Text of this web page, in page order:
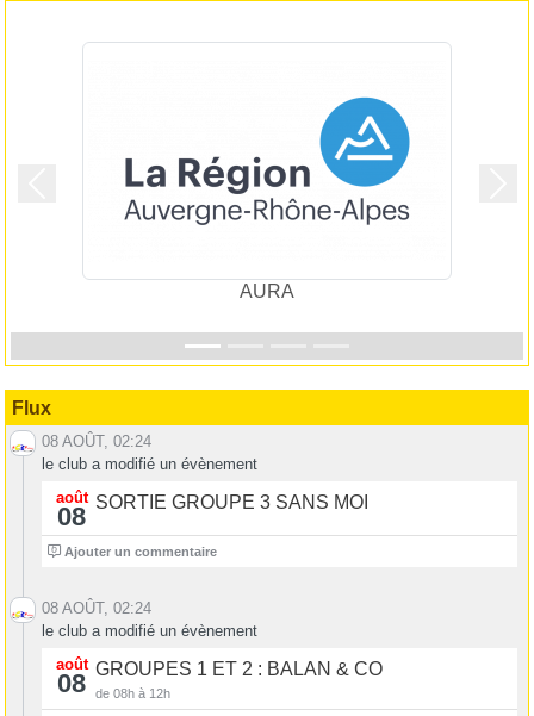
AURA
Flux
08 AOÛT, 02:24
le club a modifié un évènement
août
08 SORTIE GROUPE 3 SANS MOI
6 Ajouter un commentaire
08 AOÛT, 02:24
le club a modifié un évènement
août
08 GROUPES 1 ET 2 : BALAN & CO
de 08h à 12h